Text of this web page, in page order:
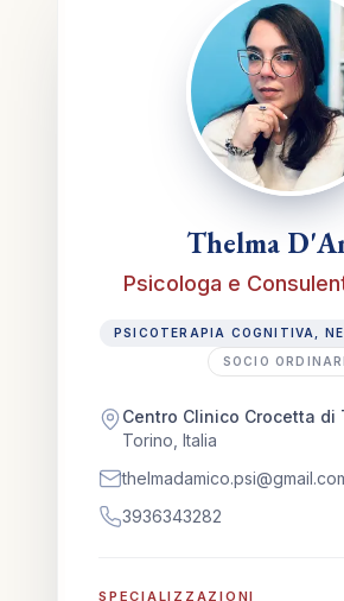
Thelma
Psicologa e
PSICOTERAPIA COGNITIVA,
SOCIO
Centro Clinico Crocetta di
Torino, Italia
3936343282
SPECIALIZZAZIONI